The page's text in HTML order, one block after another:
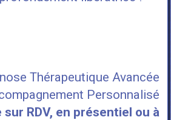
Thérapeutique Avancée
Personnalisé
sur RDV, en présentiel ou à